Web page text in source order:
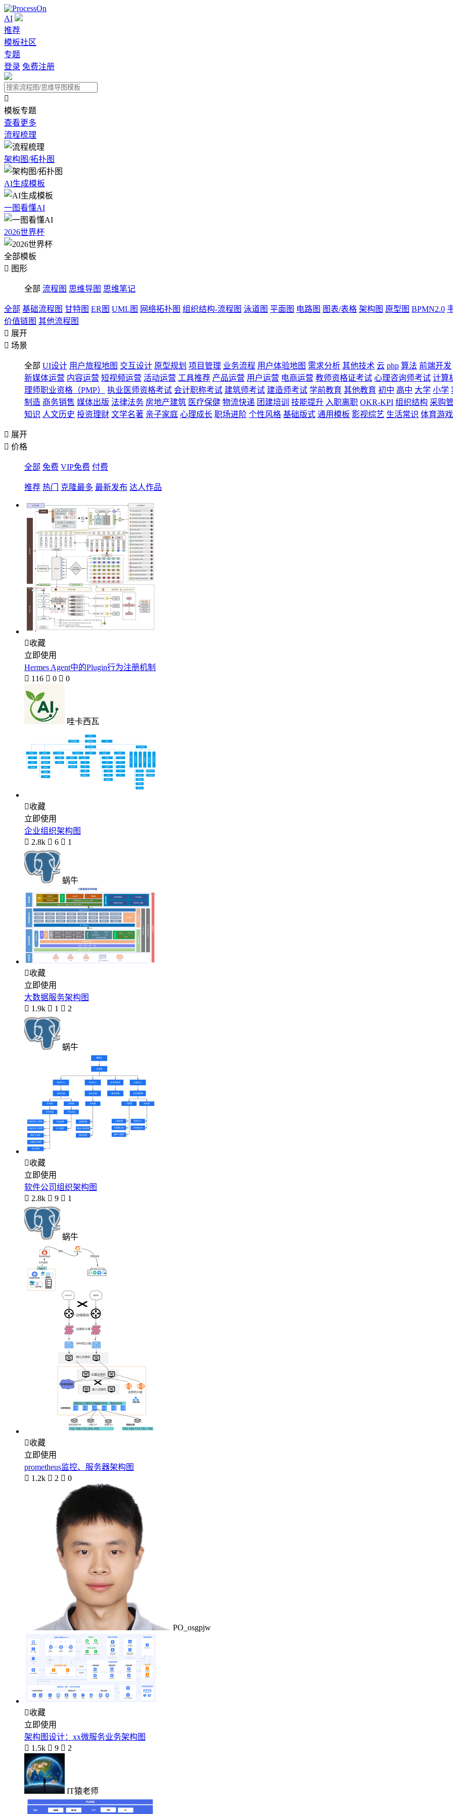
AI
推荐
模板社区
专题
登录 免费注册

模板专题
查看更多
流程梳理
架构图/拓扑图
AI生成模板
一图看懂AI
2026世界杯
全部模板
 图形
全部 流程图 思维导图 思维笔记
全部 基础流程图 甘特图 ER图 UML图 网络拓扑图 组织结构-流程图 泳道图 平面图 电路图 图表/表格 架构图 原型图 BPMN2.0
价值链图 其他流程图
 展开
 场景
全部 UI设计 用户旅程地图 交互设计 原型规划 项目管理 业务流程 用户体验地图 需求分析 其他技术 云 php 算法 前端开发
新媒体运营 内容运营 短视频运营 活动运营 工具推荐 产品运营 用户运营 电商运营 教师资格证考试 心理咨询师考试 计算
理师职业资格（PMP）
执业医师资格考试 会计职称考试 建筑师考试 建造师考试 学前教育 其他教育 初中 高中 大学 小学
制造 商务销售 媒体出版 法律法务 房地产建筑 医疗保健 物流快递 团建培训 技能提升 入职离职 OKR-KPI 组织结构 采购
知识 人文历史 投资理财 文学名著 亲子家庭 心理成长 职场进阶 个性风格 基础版式 通用模板 影视综艺 生活常识 体育游戏
 展开
 价格
全部 免费 VIP免费 付费
推荐 热门 克隆最多 最新发布 达人作品
收藏
立即使用
Hermes Agent中的Plugin行为注册机制
 116  0  0
哇卡西瓦
收藏
立即使用
企业组织架构图
 2.8k  6  1
蜗牛
收藏
立即使用
大数据服务架构图
 1.9k  1  2
蜗牛
收藏
立即使用
软件公司组织架构图
 2.8k  9  1
蜗牛
收藏
立即使用
prometheus监控、服务器架构图
 1.2k  2  0
PO_osgpjw
收藏
立即使用
架构图设计：xx微服务业务架构图
 1.5k  9  2
IT猿老师